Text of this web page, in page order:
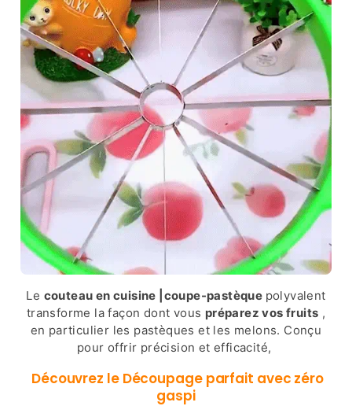
Le couteau en cuisine |coupe-pastèque polyvalent
transforme la façon dont vous préparez vos fruits ,
en particulier les pastèques et les melons. Conçu
pour offrir précision et efficacité,
Découvrez le Découpage parfait avec zéro
gaspi